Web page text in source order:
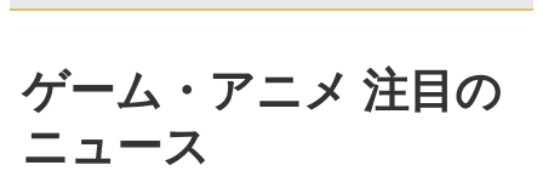
ゲーム・アニメ 注目の
ニュース